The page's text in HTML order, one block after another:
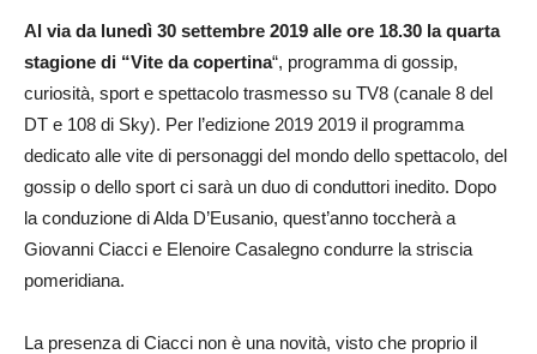
Al via da lunedì 30 settembre 2019 alle ore 18.30 la quarta
stagione di “Vite da copertina“, programma di gossip,
curiosità, sport e spettacolo trasmesso su TV8 (canale 8 del
DT e 108 di Sky). Per l’edizione 2019 2019 il programma
dedicato alle vite di personaggi del mondo dello spettacolo, del
gossip o dello sport ci sarà un duo di conduttori inedito. Dopo
la conduzione di Alda D’Eusanio, quest’anno toccherà a
Giovanni Ciacci e Elenoire Casalegno condurre la striscia
pomeridiana.
La presenza di Ciacci non è una novità, visto che proprio il